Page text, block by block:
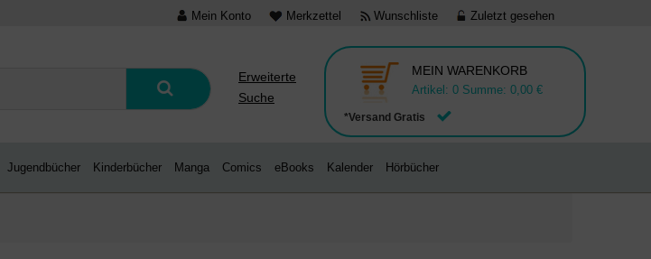
Mein Konto Merkzettel Wunschliste Zuletzt gesehen
Erweiterte
Suche
*Versand Gratis
MEIN WARENKORB
Artikel: 0 Summe: 0,00 €
Jugendbücher Kinderbücher Manga Comics eBooks Kalender Hörbücher